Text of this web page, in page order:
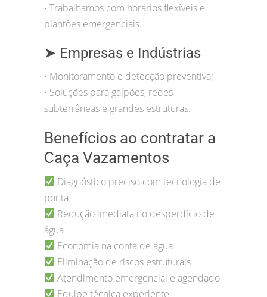
• Trabalhamos com horários flexíveis e
plantões emergenciais.
➤ Empresas e Indústrias
• Monitoramento e detecção preventiva;
• Soluções para galpões, redes
subterrâneas e grandes estruturas.
Benefícios ao contratar a
Caça Vazamentos
Diagnóstico preciso com tecnologia de
ponta
Redução imediata no desperdício de
água
Economia na conta de água
Eliminação de riscos estruturais
Atendimento emergencial e agendado
Equipe técnica experiente